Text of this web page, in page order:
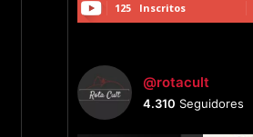
125 Inscritos
@rotacult
4.310 Seguidores